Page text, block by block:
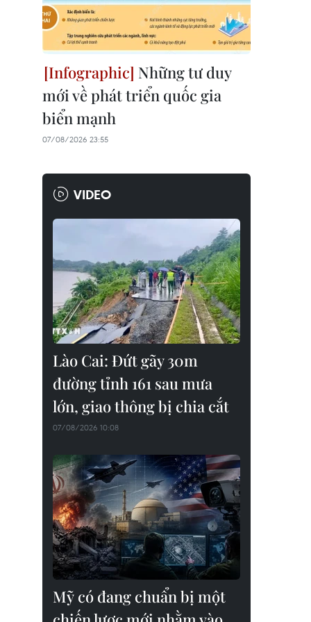
Những tư duy
mới về phát triển quốc gia
biển mạnh
07/08/2026 23:55
VIDEO
Lào Cai: Đứt gãy 30m
đường tỉnh 161 sau mưa
lớn, giao thông bị chia cắt
07/08/2026 10:08
Mỹ có đang chuẩn bị một